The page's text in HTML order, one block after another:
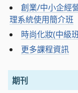
創業/中小企經
理系統使用簡介班
時尚化妝(中級
更多課程資訊
期刊